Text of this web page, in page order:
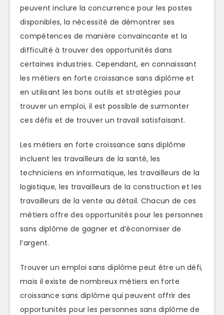
peuvent inclure la concurrence pour les postes
disponibles, la nécessité de démontrer ses
compétences de manière convaincante et la
difficulté à trouver des opportunités dans
certaines industries. Cependant, en connaissant
les métiers en forte croissance sans diplôme et
en utilisant les bons outils et stratégies pour
trouver un emploi, il est possible de surmonter
ces défis et de trouver un travail satisfaisant.
Les métiers en forte croissance sans diplôme
incluent les travailleurs de la santé, les
techniciens en informatique, les travailleurs de la
logistique, les travailleurs de la construction et les
travailleurs de la vente au détail. Chacun de ces
métiers offre des opportunités pour les personnes
sans diplôme de gagner et d’économiser de
l’argent.
Trouver un emploi sans diplôme peut être un défi,
mais il existe de nombreux métiers en forte
croissance sans diplôme qui peuvent offrir des
opportunités pour les personnes sans diplôme de